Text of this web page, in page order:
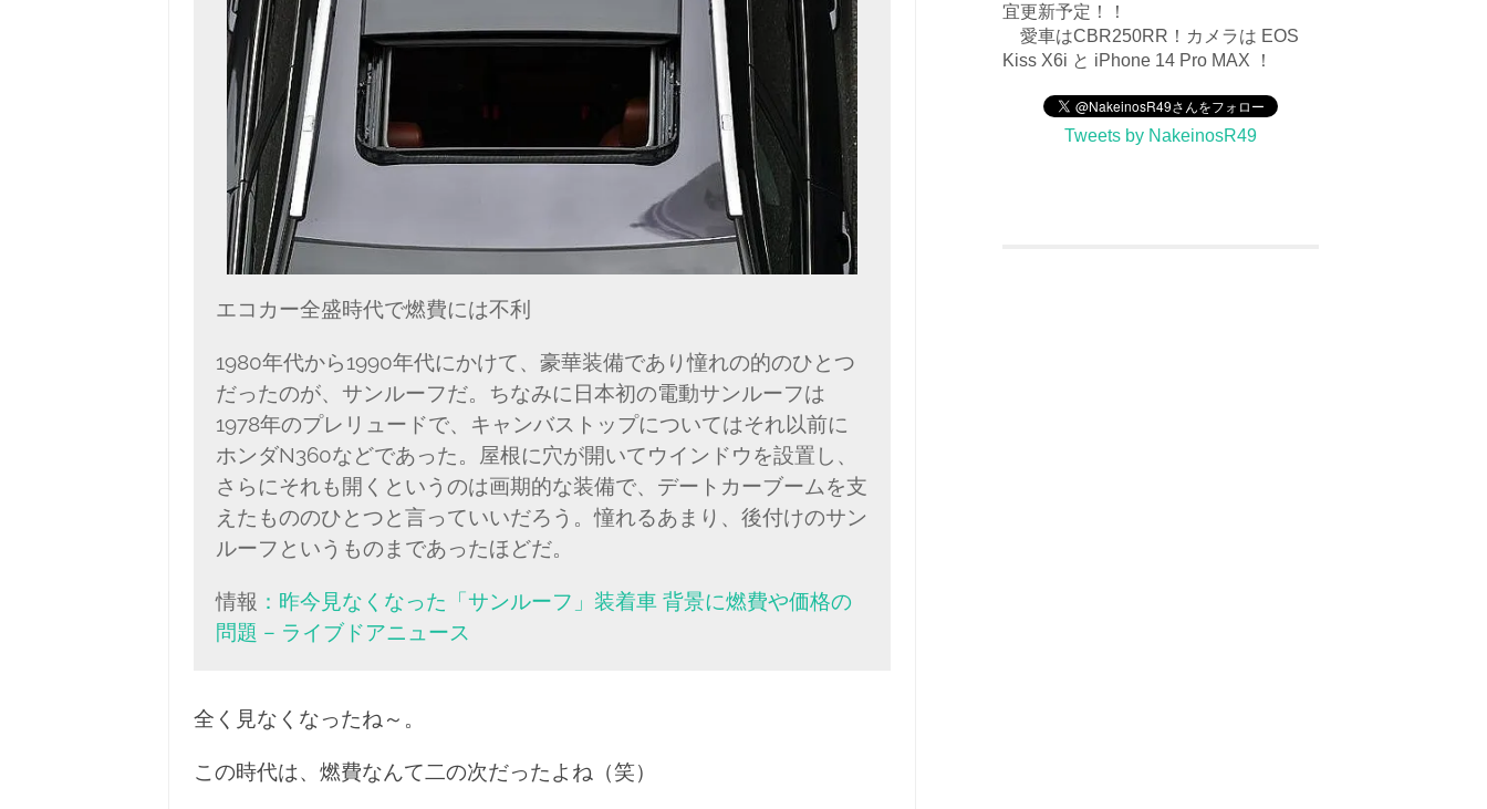
エコカー全盛時代で燃費には不利
1980年代から1990年代にかけて、豪華装備であり憧れの的のひとつ
だったのが、サンルーフだ。ちなみに日本初の電動サンルーフは
1978年のプレリュードで、キャンバストップについてはそれ以前に
ホンダN360などであった。屋根に穴が開いてウインドウを設置し、
さらにそれも開くというのは画期的な装備で、デートカーブームを支
えたもののひとつと言っていいだろう。憧れるあまり、後付けのサン
ルーフというものまであったほどだ。
情報 ：昨今見なくなった「サンルーフ」装着車 背景に燃費や価格の
問題 – ライブドアニュース
全く見なくなったね～。
この時代は、燃費なんて二の次だったよね（笑）
宜更新予定！！
愛車はCBR250RR！カメラは EOS
Kiss X6i と iPhone 14 Pro MAX ！
Tweets by NakeinosR49